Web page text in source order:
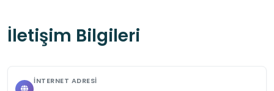
İletişim Bilgileri
İNTERNET ADRESI